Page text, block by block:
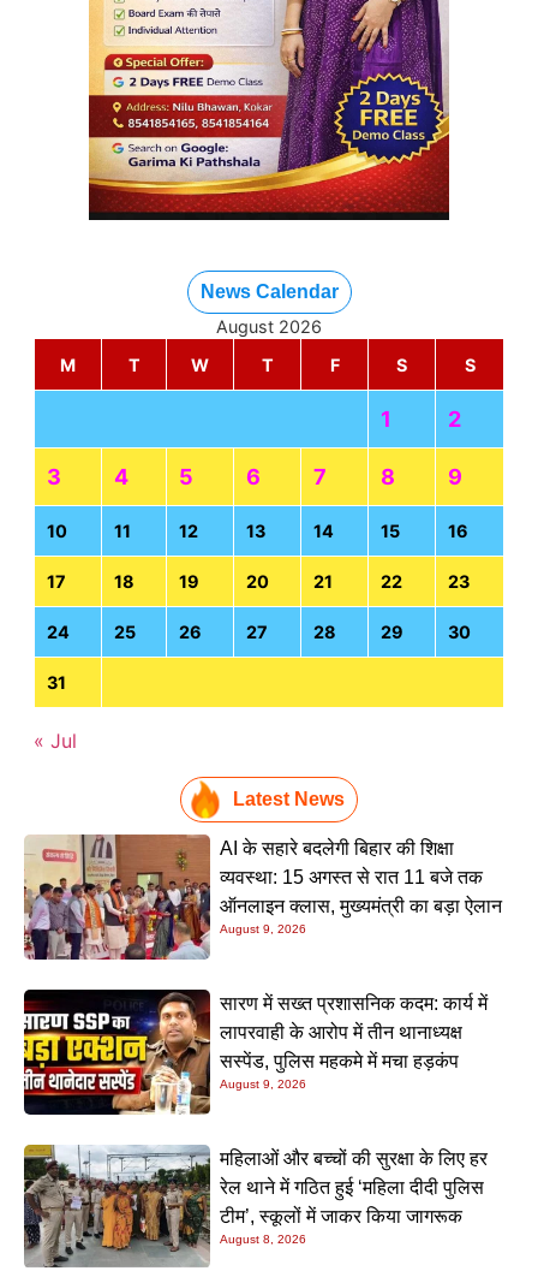
News Calendar
August 2026
M
T W T F S S
1 2
3 4 5 6 7 8 9
10 11 12 13 14 15 16
17 18 19 20 21 22 23
24 25 26 27 28 29 30
31
« Jul
Latest News
AI के सहारे बदलेगी बिहार की शिक्षा
व्यवस्था: 15 अगस्त से रात 11 बजे तक
ऑनलाइन क्लास, मुख्यमंत्री का बड़ा ऐलान
August 9, 2026
सारण में सख्त प्रशासनिक कदम: कार्य में
लापरवाही के आरोप में तीन थानाध्यक्ष
सस्पेंड, पुलिस महकमे में मचा हड़कंप
August 9, 2026
महिलाओं और बच्चों की सुरक्षा के लिए हर
रेल थाने में गठित हुई ‘महिला दीदी पुलिस
टीम’, स्कूलों में जाकर किया जागरूक
August 8, 2026